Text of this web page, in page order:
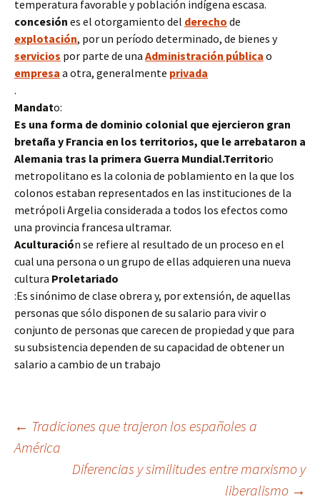
temperatura favorable y población indígena escasa.
concesión es el otorgamiento del derecho de
explotación, por un período determinado, de bienes y
servicios por parte de una Administración pública o
empresa a otra, generalmente privada
.
Mandato:
Es una forma de dominio colonial que ejercieron gran
bretaña y Francia en los territorios, que le arrebataron a
Alemania tras la primera Guerra Mundial.Territorio
metropolitano es la colonia de poblamiento en la que los
colonos estaban representados en las instituciones de la
metrópoli Argelia considerada a todos los efectos como
una provincia francesa ultramar.
Aculturación se refiere al resultado de un proceso en el
cual una persona o un grupo de ellas adquieren una nueva
cultura Proletariado
:Es sinónimo de clase obrera y, por extensión, de aquellas
personas que sólo disponen de su salario para vivir o
conjunto de personas que carecen de propiedad y que para
su subsistencia dependen de su capacidad de obtener un
salario a cambio de un trabajo
Navegación
← Tradiciones que trajeron los españoles a
América
Diferencias y similitudes entre marxismo y
liberalismo →